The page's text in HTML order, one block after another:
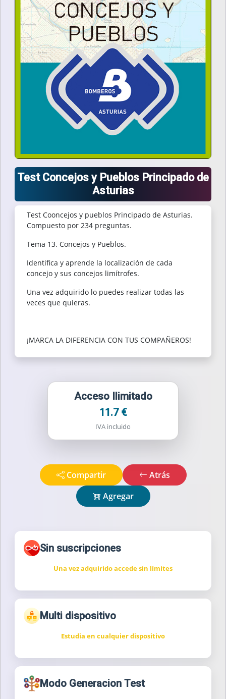
Test Concejos y Pueblos Principado de
Asturias
Test Cooncejos y pueblos Principado de Asturias.
Compuesto por 234 preguntas.
Tema 13. Concejos y Pueblos.
Identifica y aprende la localización de cada
concejo y sus concejos limítrofes.
Una vez adquirido lo puedes realizar todas las
veces que quieras.
¡MARCA LA DIFERENCIA CON TUS COMPAÑEROS!
Acceso Ilimitado
11.7 €
IVA incluido
Compartir
Atrás
Agregar
Sin suscripciones
Una vez adquirido accede sin límites
Multi dispositivo
Estudia en cualquier dispositivo
Modo Generacion Test